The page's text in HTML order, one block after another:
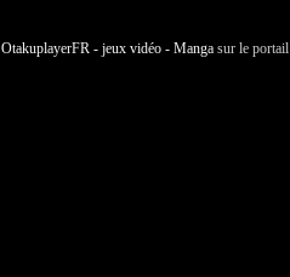
OtakuplayerFR - jeux vidéo - Manga sur le